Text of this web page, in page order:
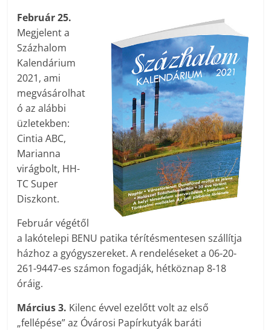
Február 25.
Megjelent a
Százhalom
Kalendárium
2021, ami
megvásárolhat
ó az alábbi
üzletekben:
Cintia ABC,
Marianna
virágbolt, HH-
TC Super
Diszkont.
Február végétől
a lakótelepi BENU patika térítésmentesen szállítja
házhoz a gyógyszereket. A rendeléseket a 06-20-
261-9447-es számon fogadják, hétköznap 8-18
óráig.
Március 3. Kilenc évvel ezelőtt volt az első
„fellépése” az Óvárosi Papírkutyák baráti